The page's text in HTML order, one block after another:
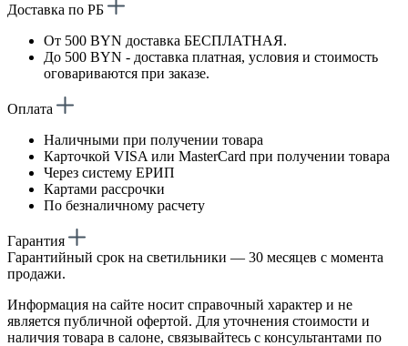
Доставка по РБ
От 500 BYN доставка БЕСПЛАТНАЯ.
До 500 BYN - доставка платная, условия и стоимость
оговариваются при заказе.
Оплата
Наличными при получении товара
Карточкой VISA или MasterCard при получении товара
Через систему ЕРИП
Картами рассрочки
По безналичному расчету
Гарантия
Гарантийный срок на светильники — 30 месяцев с момента
продажи.
Информация на сайте носит справочный характер и не
является публичной офертой. Для уточнения стоимости и
наличия товара в салоне, связывайтесь с консультантами по